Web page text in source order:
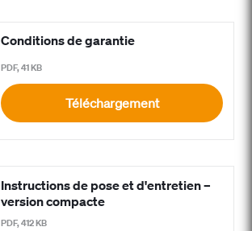
Conditions de garantie
PDF, 41 KB
Téléchargement
Instructions de pose et d'entretien –
version compacte
PDF, 412 KB